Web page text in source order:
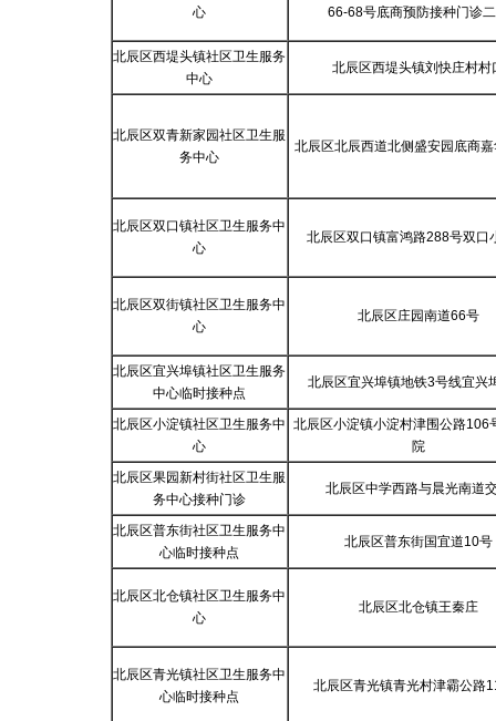
心
66-68号底商预防接种门诊
北辰区西堤头镇社区卫生服务
中心
北辰区西堤头镇刘快庄村村
北辰区双青新家园社区卫生服
务中心
北辰区北辰西道北侧盛安园底商
北辰区双口镇社区卫生服务中
心
北辰区双口镇富鸿路288号双口
北辰区双街镇社区卫生服务中
心
北辰区庄园南道66号
北辰区宜兴埠镇社区卫生服务
中心临时接种点
北辰区宜兴埠镇地铁3号线宜兴
北辰区小淀镇社区卫生服务中
心
北辰区小淀镇小淀村津围公路106
院
北辰区果园新村街社区卫生服
务中心接种门诊
北辰区中学西路与晨光南道
北辰区普东街社区卫生服务中
心临时接种点
北辰区普东街国宜道10号
北辰区北仓镇社区卫生服务中
心
北辰区北仓镇王秦庄
北辰区青光镇社区卫生服务中
心临时接种点
北辰区青光镇青光村津霸公路